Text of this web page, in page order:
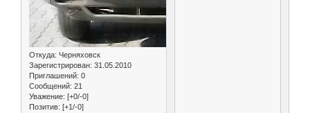
Откуда: Черняховск
Зарегистрирован: 31.05.2010
Приглашений: 0
Сообщений: 21
Уважение: [+0/-0]
Позитив: [+1/-0]